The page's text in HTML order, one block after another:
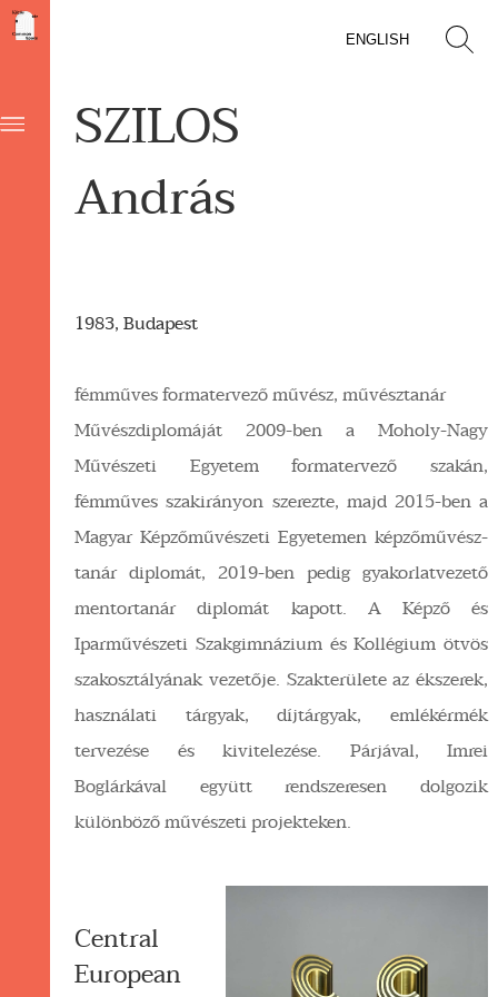
ENGLISH
SZILOS
András
1983, Budapest
fémműves formatervező művész, művésztanár
Művészdiplomáját 2009-ben a Moholy-Nagy
Művészeti Egyetem formatervező szakán,
fémműves szakirányon szerezte, majd 2015-ben a
Magyar Képzőművészeti Egyetemen képzőművész-
tanár diplomát, 2019-ben pedig gyakorlatvezető
mentortanár diplomát kapott. A Képző és
Iparművészeti Szakgimnázium és Kollégium ötvös
szakosztályának vezetője. Szakterülete az ékszerek,
használati tárgyak, díjtárgyak, emlékérmék
tervezése és kivitelezése. Párjával, Imrei
Boglárkával együtt rendszeresen dolgozik
különböző művészeti projekteken.
Central
European